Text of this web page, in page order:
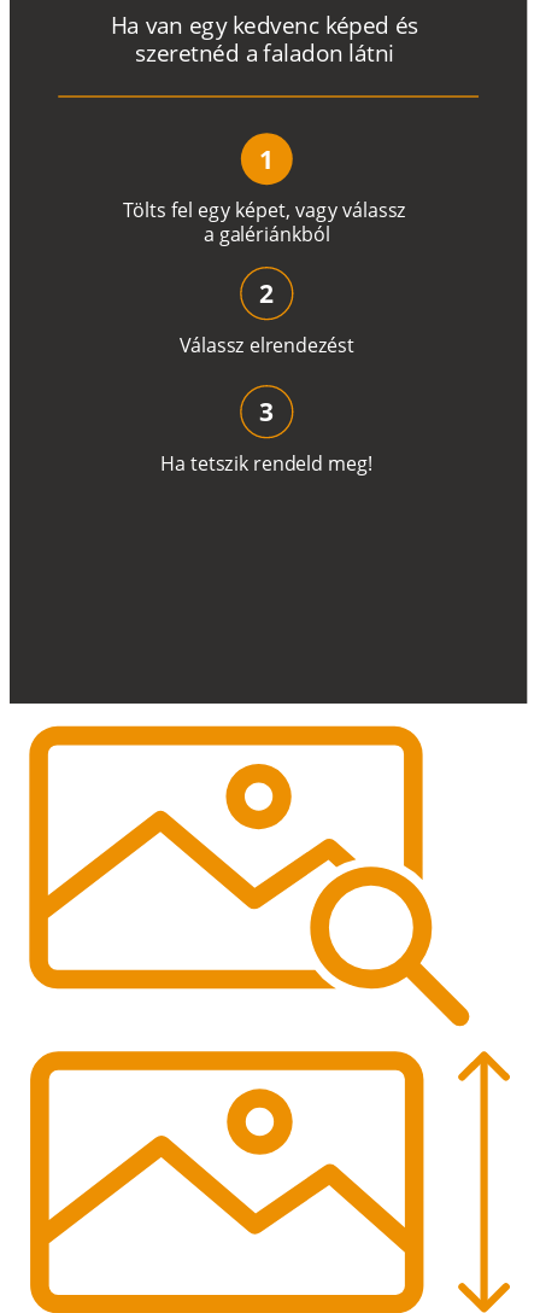
Tölts fel egy képet, vagyválassz
a galériánkból
Ha van egy kedvenc képed és
szeretnéd a faladon látni
1
Válassz elrendezést
2
Ha tetszik rendeld meg!
3